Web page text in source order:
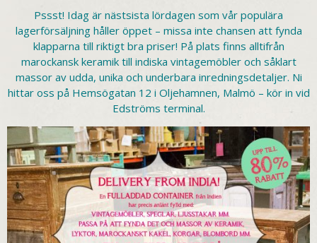
Pssst! Idag är nästsista lördagen som vår populära
lagerförsäljning håller öppet – missa inte chansen att fynda
klapparna till riktigt bra priser! På plats finns alltifrån
marockansk keramik till indiska vintagemöbler och såklart
massor av udda, unika och underbara inredningsdetaljer. Ni
hittar oss på Hemsögatan 12 i Oljehamnen, Malmö – kör in vid
Edströms terminal.